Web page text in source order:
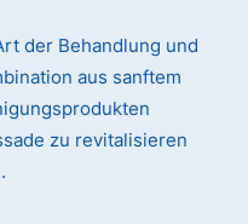
der Behandlung und
aus sanftem
zu revitalisieren